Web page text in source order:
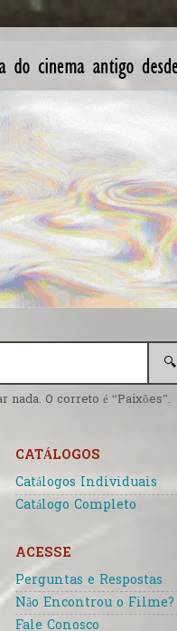
🔍
O correto é “Paixões”.
CATÁLOGOS
Catálogos Individuais
Catálogo Completo
ACESSE
Perguntas e Respostas
Não Encontrou o Filme?
Fale Conosco